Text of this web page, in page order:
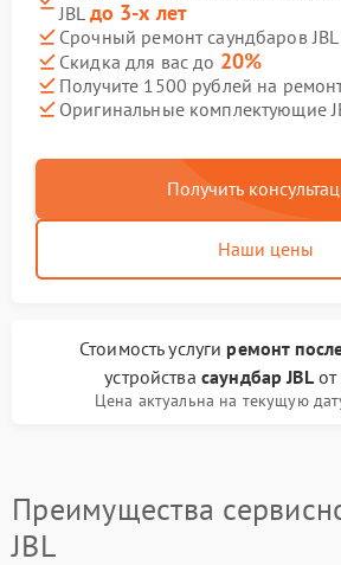
JBL до 3-х лет
Срочный ремонт саундбаров JBL
Скидка для вас до 20%
Получите 1500 рублей на
Оригинальные комплектующие
Получить
Наши цены
Стоимость услуги ремонт
устройства саундбар JBLот
Цена актуальна на текущую
Преимущества
JBL